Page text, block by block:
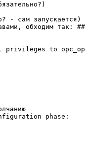
- сам запускается)
обходим так:
privileges to
phase: